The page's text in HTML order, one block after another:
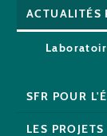
ACTUALITÉS
SFR POUR
LES